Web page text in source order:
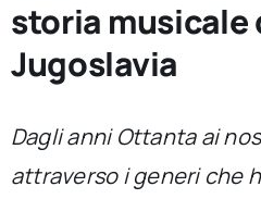
Sezioni
Chi siamo
storia musicale
Jugoslavia
Dagli anni Ottanta ai
attraverso i generi che